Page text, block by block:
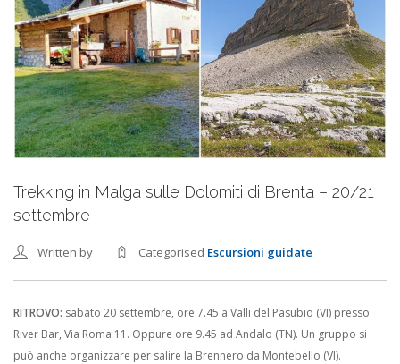
Trekking in Malga sulle Dolomiti di Brenta – 20/21
settembre
Written by Categorised Escursioni guidate
RITROVO: sabato 20 settembre, ore 7.45 a Valli del Pasubio (VI) presso
River Bar, Via Roma 11. Oppure ore 9.45 ad Andalo (TN). Un gruppo si
può anche organizzare per salire la Brennero da Montebello (VI).